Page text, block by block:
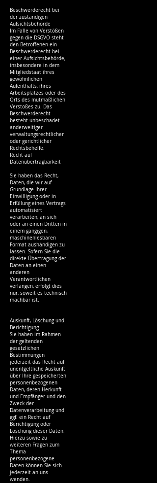
Beschwerderecht bei
der zuständigen
Aufsichtsbehörde
Im Falle von Verstößen
gegen die DSGVO steht
den Betroffenen ein
Beschwerderecht bei
einer Aufsichtsbehörde,
insbesondere in dem
Mitgliedstaat ihres
gewöhnlichen
Aufenthalts, ihres
Arbeitsplatzes oder des
Orts des mutmaßlichen
Verstoßes zu. Das
Beschwerderecht
besteht unbeschadet
anderweitiger
verwaltungsrechtlicher
oder gerichtlicher
Rechtsbehelfe.
Recht auf
Datenübertragbarkeit
Sie haben das Recht,
Daten, die wir auf
Grundlage Ihrer
Einwilligung oder in
Erfüllung eines Vertrags
automatisiert
verarbeiten, an sich
oder an einen Dritten in
einem gängigen,
maschinenlesbaren
Format aushändigen zu
lassen. Sofern Sie die
direkte Übertragung der
Daten an einen
anderen
Verantwortlichen
verlangen, erfolgt dies
nur, soweit es technisch
machbar ist.
Auskunft, Löschung und
Berichtigung
Sie haben im Rahmen
der geltenden
gesetzlichen
Bestimmungen
jederzeit das Recht auf
unentgeltliche Auskunft
über Ihre gespeicherten
personenbezogenen
Daten, deren Herkunft
und Empfänger und den
Zweck der
Datenverarbeitung und
ggf. ein Recht auf
Berichtigung oder
Löschung dieser Daten.
Hierzu sowie zu
weiteren Fragen zum
Thema
personenbezogene
Daten können Sie sich
jederzeit an uns
wenden.